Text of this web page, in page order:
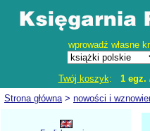
wprowadź własne
Twój koszyk: 1
Strona główna> nowości i